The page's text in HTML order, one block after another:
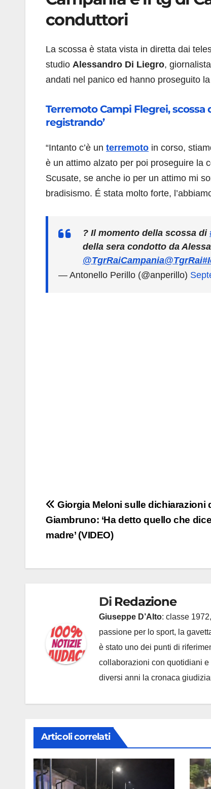
conduttori
La scossa è stata vista in diretta dai
studio Alessandro Di Liegro,
andati nel panico ed hanno proseguito
Terremoto Campi Flegrei, scossa
registrando’
“Intanto c’è un terremoto in corso,
è un attimo alzato per poi proseguire la
Scusate, se anche io per un attimo mi
bradisismo. É stata molto forte,
? Il momento della scossa di
della sera condotto da
@TgrRaiCampania@TgrRai
— Antonello Perillo (@anperillo)
Navigazione
articoli
Giorgia Meloni sulle dichiarazioni
Giambruno: ‘Ha detto quello che
madre’ (VIDEO)
Di Redazione
Giuseppe D’Alto: classe
passione per lo sport, la
è stato uno dei punti di
collaborazioni con quotidiani
diversi anni la cronaca
Articoli correlati